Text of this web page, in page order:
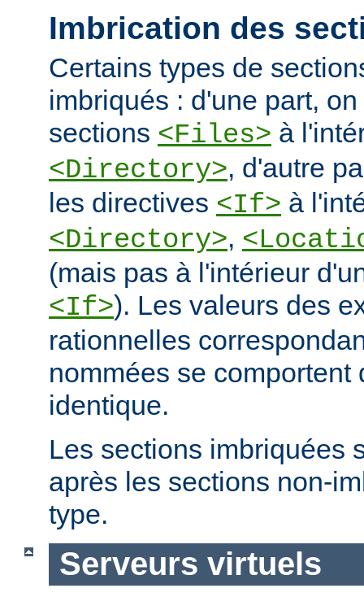
Imbrication des
Certains types de
imbriqués : d'une part,
sections <Files> à
<Directory>, d'autre
les directives <If> à
<Directory>,
(mais pas à l'intérieur
<If>). Les valeurs des
rationnelles
nommées se comportent
identique.
Les sections imbriquées
après les sections non-
type.
Serveurs virtuels